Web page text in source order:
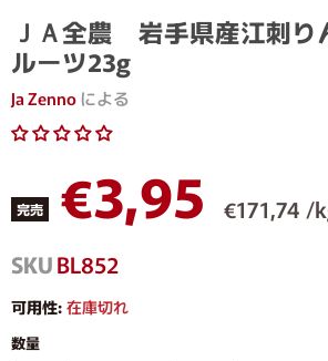
ＪＡ全農 岩手県産江刺り
ルーツ23g
Ja Zennoによる
完売 現在の価
€3,95
€171,74 /
SKUBL852
可用性: 在庫切れ
数量